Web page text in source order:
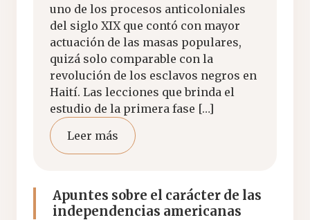
uno de los procesos anticoloniales
del siglo XIX que contó con mayor
actuación de las masas populares,
quizá solo comparable con la
revolución de los esclavos negros en
Haití. Las lecciones que brinda el
estudio de la primera fase […]
Leer más
Apuntes sobre el carácter de las
independencias americanas